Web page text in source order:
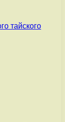
тайского